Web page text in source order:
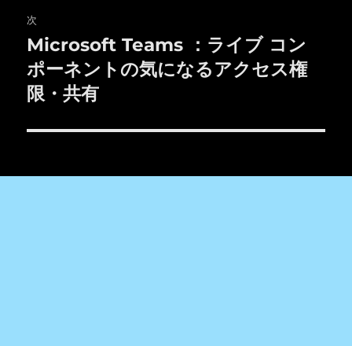
ゲ
ー
シ
次
次
の
投
Microsoft Teams ：ライブ コン
ポーネントの気になるアクセス権
限・共有